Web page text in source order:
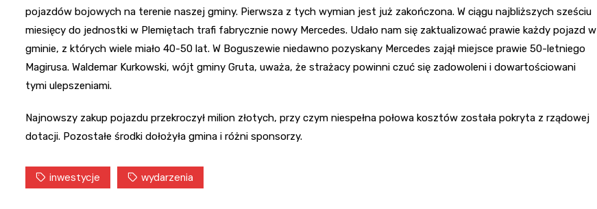
pojazdów bojowych na terenie naszej gminy. Pierwsza z tych wymian jest już zakończona. W ciągu najbliższych sześciu
miesięcy do jednostki w Plemiętach trafi fabrycznie nowy Mercedes. Udało nam się zaktualizować prawie każdy pojazd w
gminie, z których wiele miało 40-50 lat. W Boguszewie niedawno pozyskany Mercedes zajął miejsce prawie 50-letniego
Magirusa. Waldemar Kurkowski, wójt gminy Gruta, uważa, że strażacy powinni czuć się zadowoleni i dowartościowani
tymi ulepszeniami.
Najnowszy zakup pojazdu przekroczył milion złotych, przy czym niespełna połowa kosztów została pokryta z rządowej
dotacji. Pozostałe środki dołożyła gmina i różni sponsorzy.
inwestycje wydarzenia